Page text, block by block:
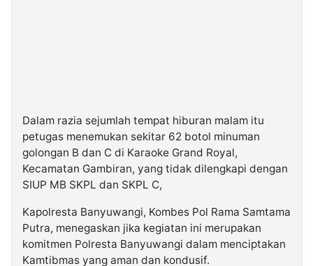
Dalam razia sejumlah tempat hiburan malam itu
petugas menemukan sekitar 62 botol minuman
golongan B dan C di Karaoke Grand Royal,
Kecamatan Gambiran, yang tidak dilengkapi dengan
SIUP MB SKPL dan SKPL C,
Kapolresta Banyuwangi, Kombes Pol Rama Samtama
Putra, menegaskan jika kegiatan ini merupakan
komitmen Polresta Banyuwangi dalam menciptakan
Kamtibmas yang aman dan kondusif.